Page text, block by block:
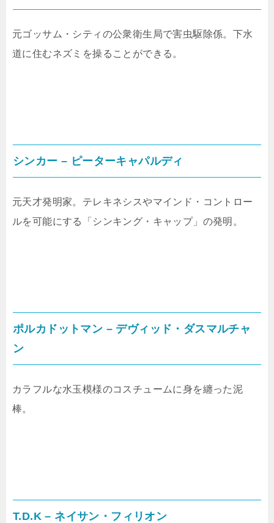
元ゴッサム・シティの公衆衛生局で害虫駆除係。下水
道に住むネズミを操ることができる。
シンカー – ピーターキャパルディ
元天才発明家。テレキネシスやマインド・コントロー
ルを可能にする「シンキング・キャップ」の発明。
ポルカドットマン – デヴィッド・ダスマルチャ
ン
カラフルな水玉模様のコスチュームに身を纏った泥
棒。
T.D.K – ネイサン・フィリオン